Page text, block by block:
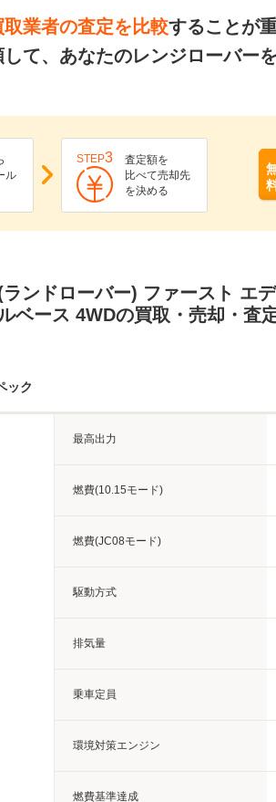
業者の査定を比較することが
て、あなたのレンジローバーを
ル
STEP3
査定額を
比べて売却先
を決める
ンドローバー) ファースト エ
ベース 4WDの買取・売却・査
ック
最高出力
燃費(10.15モード)
燃費(JC08モード)
駆動方式
排気量
乗車定員
環境対策エンジン
燃費基準達成